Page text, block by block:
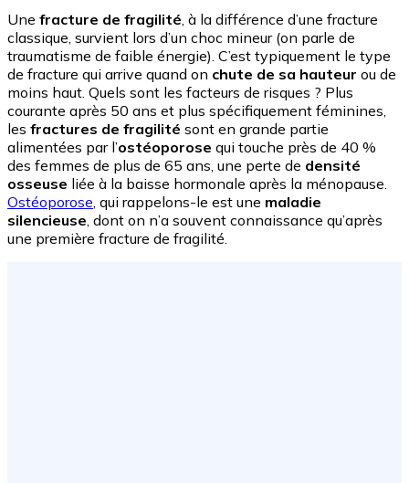
Une fracture de fragilité , à la différence d’une fracture
classique, survient lors d’un choc mineur (on parle de
traumatisme de faible énergie). C’est typiquement le type
de fracture qui arrive quand on chute de sa hauteur ou de
moins haut. Quels sont les facteurs de risques ? Plus
courante après 50 ans et plus spécifiquement féminines,
les fractures de fragilité sont en grande partie
alimentées par l’ostéoporose qui touche près de 40 %
des femmes de plus de 65 ans, une perte de densité
osseuse liée à la baisse hormonale après la ménopause.
Ostéoporose , qui rappelons-le est une maladie
silencieuse , dont on n’a souvent connaissance qu’après
une première fracture de fragilité.